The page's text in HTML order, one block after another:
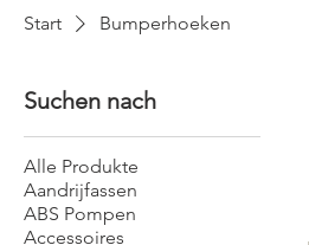
Start Bumperhoeken
Suchen nach
Alle Produkte
Aandrijfassen
ABS Pompen
Accessoires